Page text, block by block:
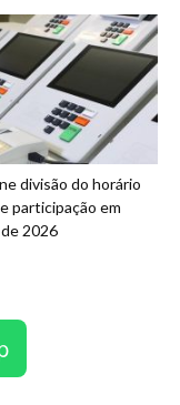
divisão do horário
participação em
2026